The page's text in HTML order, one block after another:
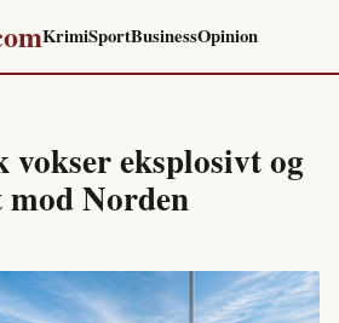
KrimiSportBusinessOpinion
eksplosivt og
Norden